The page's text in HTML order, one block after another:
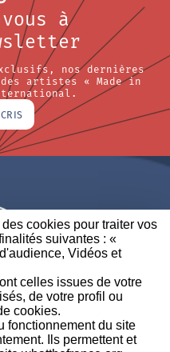
cookies pour traiter vos
suivantes : «
Vidéos et
celles issues de votre
de votre profil ou
cookies.
fonctionnement du site
Ils permettent et
vous à
nos dernières
artistes « Made in
MENTIONS LÉGALES